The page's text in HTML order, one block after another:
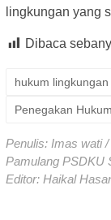
lingkungan yang
Dibaca
hukum lingkungan
Penegakan Hukum
Penulis: Imas wati
Pamulang PSDKU
Editor: Haikal